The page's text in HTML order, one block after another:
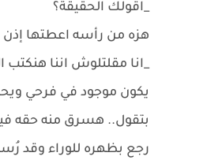
_اقولك الحقيقة؟
هزه من رأسه اعطتها إذن
_انا مقلتلوش اننا
يكون موجود في فرحي
بتقول.. هسرق منه حقه
رجع بظهره للوراء وقد